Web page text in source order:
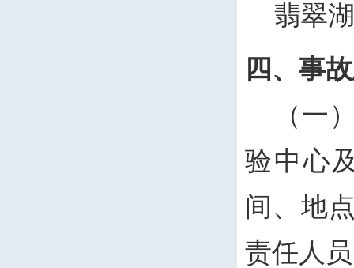
翡翠
四、事
（一
验中心
间、地
责任人